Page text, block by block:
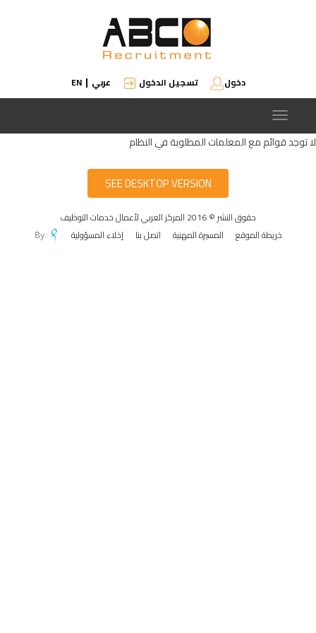
دخول تسجيل الدخول عربي |
EN
Toggle
navigation
لا توجد قوائم مع المعلمات المطلوبة في النظام
SEE DESKTOP VERSION
حقوق النشر © 2016 المركز العربي لأعمال خدمات التوظيف
خريطة الموقع
المسيرة المهنية اتصل بنا إخلاء المسؤولية